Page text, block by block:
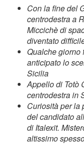
Con la fine del
centrodestra a
Miccichè di
diventato
Qualche giorno
anticipato lo
Sicilia
Appello di Totò
centrodestra in
Curiosità per la
del candidato
di Italexit.
altissimo